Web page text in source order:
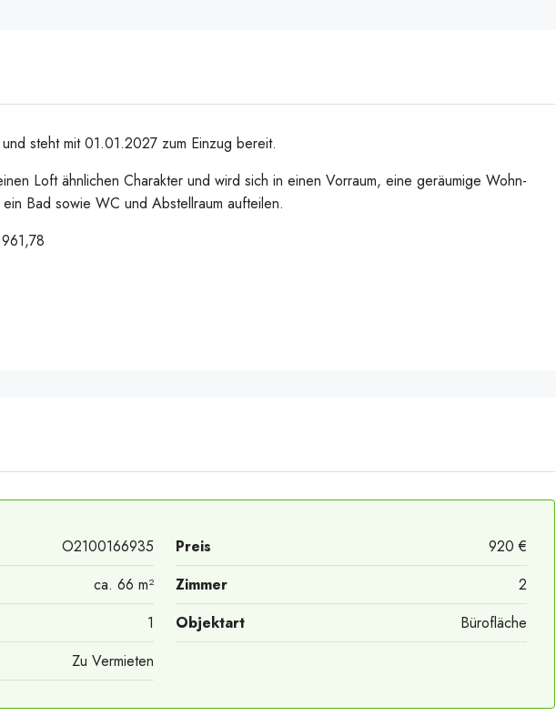
steht mit 01.01.2027 zum Einzug bereit.
Loft ähnlichen Charakter und wird sich in einen Vorraum, eine geräumige Wohn-
Bad sowie WC und Abstellraum aufteilen.
O2100166935 Preis
920 €
ca. 66 m² Zimmer
2
1 Objektart
Bürofläche
Zu Vermieten